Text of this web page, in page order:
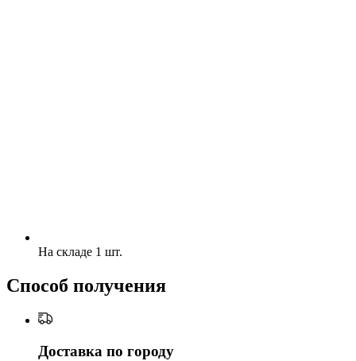
На складе 1 шт.
Способ получения
Доставка по городу